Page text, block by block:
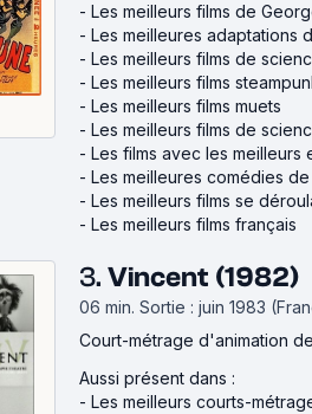
- Les meilleurs films de
- Les meilleures adaptations
- Les meilleurs films de
- Les meilleurs films
- Les meilleurs films muets
- Les meilleurs films de
- Les films avec les meilleurs
- Les meilleures comédies
- Les meilleurs films se
- Les meilleurs films français
3. Vincent (1982)
06 min. Sortie : juin 1983
Court-métrage d'animation de
Aussi présent dans :
- Les meilleurs courts-